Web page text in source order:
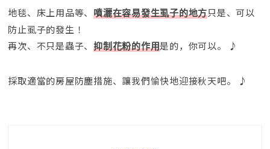
地毯、床上用品等、噴灑在容易發生虱子的地方只是、可以
防止虱子的發生！
再次、不只是蟲子、抑制花粉的作用是的，你可以。 ♪
採取適當的房屋防塵措施、讓我們愉快地迎接秋天吧。 ♪